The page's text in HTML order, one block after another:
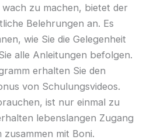
zu machen, bietet der
Belehrungen an. Es
wie Sie die Gelegenheit
alle Anleitungen befolgen.
erhalten Sie den
von Schulungsvideos.
ist nur einmal zu
lebenslangen Zugang
mit Boni.